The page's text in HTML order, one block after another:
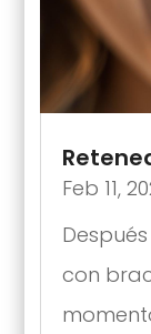
Feb 11,
con